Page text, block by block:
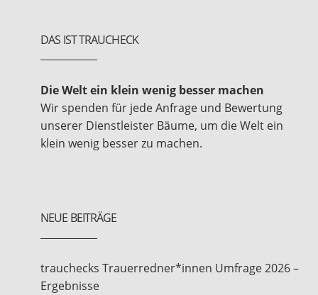
DAS IST TRAUCHECK
Die Welt ein klein wenig besser machen
Wir spenden für jede Anfrage und Bewertung
unserer Dienstleister Bäume, um die Welt ein
klein wenig besser zu machen.
NEUE BEITRÄGE
trauchecks Trauerredner*innen Umfrage 2026 –
Ergebnisse